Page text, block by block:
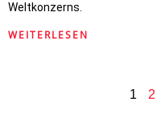
Weltkonzerns.
WEITERLESEN
1 2